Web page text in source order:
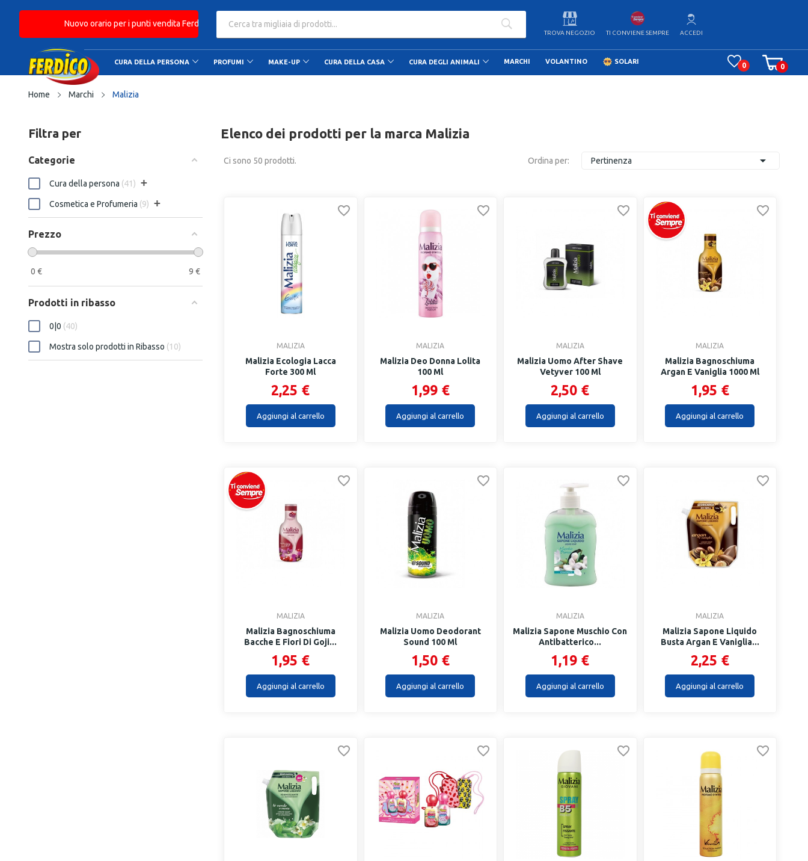
Consegna gratuita a partire da € 49,90
TROVA NEGOZIO TI CONVIENE SEMPRE ACCEDI
CURA DELLA PERSONA PROFUMI MAKE-UP CURA DELLA CASA CURA DEGLI ANIMALI MARCHI VOLANTINO SOLARI
0
0
Home Marchi Malizia
Filtra per
Categorie
Cura della persona 41 +
Cosmetica e Profumeria 9 +
Prezzo
0 € 9 €
Prodotti in ribasso
0|0 40
Mostra solo prodotti in Ribasso 10
Elenco dei prodotti per la marca Malizia
Ci sono 50 prodotti. Ordina per: Pertinenza 
MALIZIA
Malizia Ecologia Lacca
Forte 300 Ml
2,25 €
Aggiungi al carrello
MALIZIA
Malizia Deo Donna Lolita
100 Ml
1,99 €
Aggiungi al carrello
MALIZIA
Malizia Uomo After Shave
Vetyver 100 Ml
2,50 €
Aggiungi al carrello
MALIZIA
Malizia Bagnoschiuma
Argan E Vaniglia 1000 Ml
1,95 €
Aggiungi al carrello
MALIZIA
Malizia Bagnoschiuma
Bacche E Fiori Di Goji...
1,95 €
Aggiungi al carrello
MALIZIA
Malizia Uomo Deodorant
Sound 100 Ml
1,50 €
Aggiungi al carrello
MALIZIA
Malizia Sapone Muschio Con
Antibatterico...
1,19 €
Aggiungi al carrello
MALIZIA
Malizia Sapone Liquido
Busta Argan E Vaniglia...
2,25 €
Aggiungi al carrello